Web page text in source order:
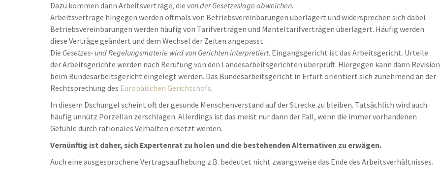
Dazu kommen dann Arbeitsverträge, die von der Gesetzeslage abweichen.
Arbeitsverträge hingegen werden oftmals von Betriebsvereinbarungen überlagert und widersprechen sich dabei.
Betriebsvereinbarungen werden häufig von Tarifverträgen und Manteltarifverträgen überlagert. Häufig werden
diese Verträge geändert und dem Wechsel der Zeiten angepasst.
Die Gesetzes- und Regelungsmaterie wird von Gerichten interpretiert. Eingangsgericht ist das Arbeitsgericht. Urteile
der Arbeitsgerichte werden nach Berufung von den Landesarbeitsgerichten überprüft. Hiergegen kann dann Revision
beim Bundesarbeitsgericht eingelegt werden. Das Bundesarbeitsgericht in Erfurt orientiert sich zunehmend an der
Rechtsprechung des Europäischen Gerichtshofs.
In diesem Dschungel scheint oft der gesunde Menschenverstand auf der Strecke zu bleiben. Tatsächlich wird auch
häufig unnütz Porzellan zerschlagen. Allerdings ist das meist nur dann der Fall, wenn die immer vorhandenen
Gefühle durch rationales Verhalten ersetzt werden.
Vernünftig ist daher, sich Expertenrat zu holen und die bestehenden Alternativen zu erwägen.
Auch eine ausgesprochene Vertragsaufhebung z.B. bedeutet nicht zwangsweise das Ende des Arbeitsverhältnisses.